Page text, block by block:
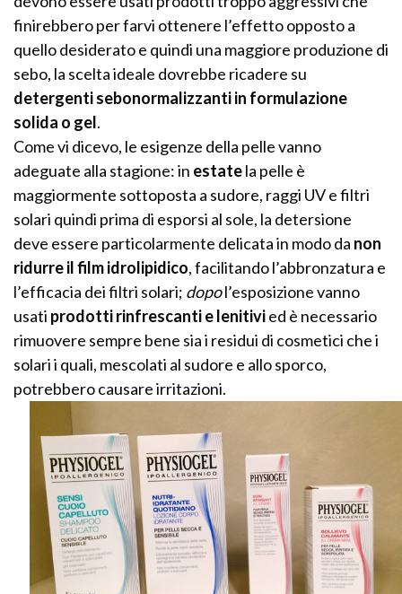
finirebbero per farvi ottenere l’effetto opposto a
quello desiderato e quindi una maggiore produzione di
sebo, la scelta ideale dovrebbe ricadere su
detergenti sebonormalizzanti in formulazione
solida o gel.
Come vi dicevo, le esigenze della pelle vanno
adeguate alla stagione: in estatela pelle è
maggiormente sottoposta a sudore, raggi UV e filtri
solari quindi prima di esporsi al sole, la detersione
deve essere particolarmente delicata in modo da non
ridurre il film idrolipidico, facilitando l’abbronzatura e
l’efficacia dei filtri solari; dopol’esposizione vanno
usati prodotti rinfrescanti e lenitivied è necessario
rimuovere sempre bene sia i residui di cosmetici che i
solari i quali, mescolati al sudore e allo sporco,
potrebbero causare irritazioni.